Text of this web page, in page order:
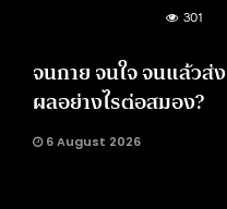
301
จนกาย จนใจ จนแล้วส่ง
ผลอย่างไรต่อสมอง?
6 August 2026